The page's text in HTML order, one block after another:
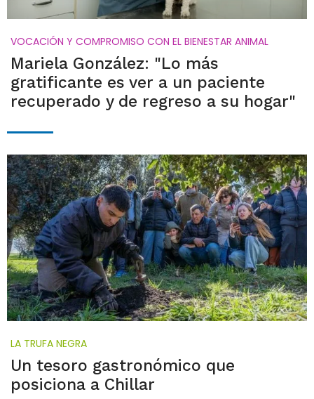
VOCACIÓN Y COMPROMISO CON EL BIENESTAR ANIMAL
Mariela González: "Lo más
gratificante es ver a un paciente
recuperado y de regreso a su hogar"
LA TRUFA NEGRA
Un tesoro gastronómico que
posiciona a Chillar